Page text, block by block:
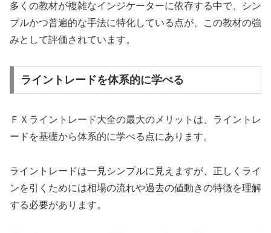
多くの教材が複雑なインジケーターに依存する中で、シン
プルかつ普遍的な手法に特化している点が、この教材の強
みとして評価されています。
ライントレードを体系的に学べる
ＦＸライントレード大全の最大のメリットは、ライントレ
ードを基礎から体系的に学べる点にあります。
ライントレードは一見シンプルに見えますが、正しくライ
ンを引くためには相場の流れや過去の値動きの特徴を理解
する必要があります。